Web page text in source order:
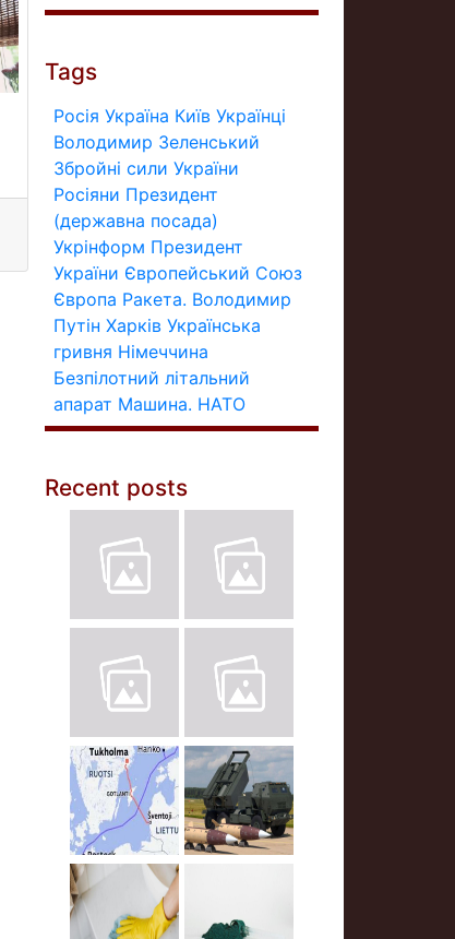
Tags
Росія Україна Київ Українці
Володимир Зеленський
Збройні сили України
Росіяни Президент
(державна посада)
Укрінформ Президент
України Європейський Союз
Європа Ракета. Володимир
Путін Харків Українська
гривня Німеччина
Безпілотний літальний
апарат Машина. НАТО
Recent posts